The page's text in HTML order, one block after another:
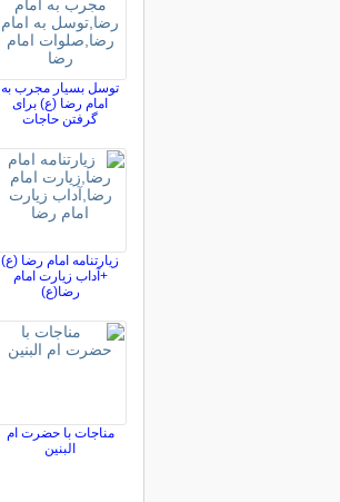
توسل بسیار مجرب به
امام رضا (ع) برای
گرفتن حاجات
زیارتنامه امام رضا (ع)
+آداب زیارت امام
رضا(ع)
مناجات با حضرت ام
البنین